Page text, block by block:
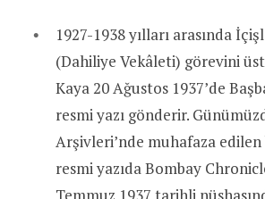
1927-1938 yılları arasında
(Dahiliye Vekâleti) görevini
Kaya 20 Ağustos 1937’de
resmi yazı gönderir.
Arşivleri’nde muhafaza edilen
resmi yazıda Bombay